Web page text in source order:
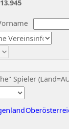
Spieler
13.945